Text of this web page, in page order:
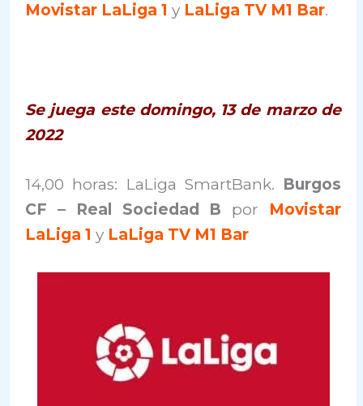
Movistar LaLiga 1 y LaLiga TV M1 Bar.
Se juega este domingo, 13 de marzo de
2022
14,00 horas: LaLiga SmartBank. Burgos
CF – Real Sociedad B por Movistar
LaLiga 1 y LaLiga TV M1 Bar